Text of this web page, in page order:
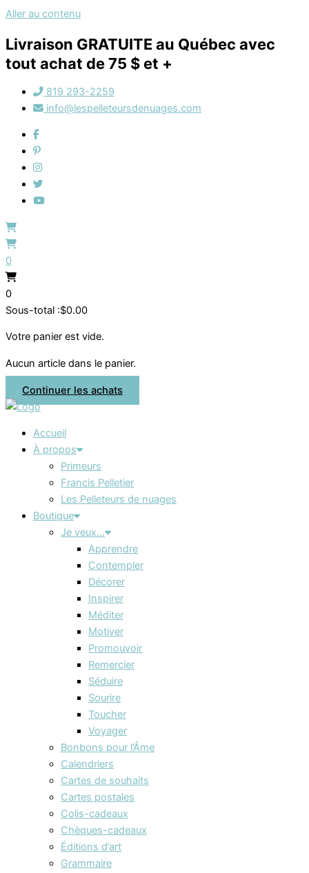
Aller au contenu
Livraison GRATUITE au Québec avec
tout achat de 75 $ et +
819 293-2259
info@lespelleteursdenuages.com
0
0
Sous-total :$0.00
Votre panier est vide.
Aucun article dans le panier.
Continuer les achats
Accueil
À propos
Primeurs
Francis Pelletier
Les Pelleteurs de nuages
Boutique
Je veux…
Apprendre
Contempler
Décorer
Inspirer
Méditer
Motiver
Promouvoir
Remercier
Séduire
Sourire
Toucher
Voyager
Bonbons pour l’Âme
Calendriers
Cartes de souhaits
Cartes postales
Colis-cadeaux
Chèques-cadeaux
Éditions d’art
Grammaire